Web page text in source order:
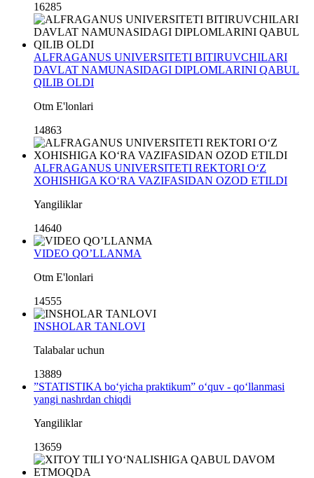
16285
ALFRAGANUS UNIVERSITETI BITIRUVCHILARI
DAVLAT NAMUNASIDAGI DIPLOMLARINI QABUL
QILIB OLDI
Otm E'lonlari
14863
ALFRAGANUS UNIVERSITETI REKTORI O‘Z
XOHISHIGA KO‘RA VAZIFASIDAN OZOD ETILDI
Yangiliklar
14640
VIDEO QO’LLANMA
Otm E'lonlari
14555
INSHOLAR TANLOVI
Talabalar uchun
13889
”STATISTIKA bo‘yicha praktikum” o‘quv - qo‘llanmasi
yangi nashrdan chiqdi
Yangiliklar
13659